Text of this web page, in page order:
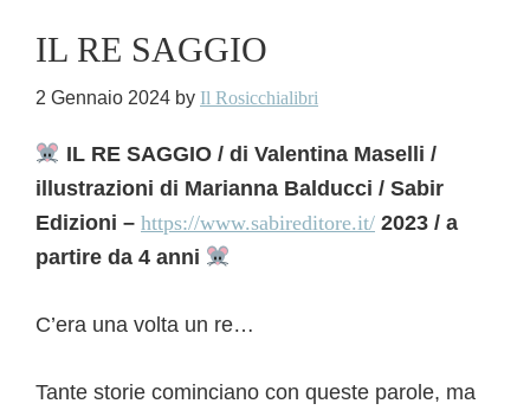
IL RE SAGGIO
2 Gennaio 2024 by Il Rosicchialibri
IL RE SAGGIO / di Valentina Maselli /
illustrazioni di Marianna Balducci / Sabir
Edizioni – https://www.sabireditore.it/ 2023 / a
partire da 4 anni
C’era una volta un re…
Tante storie cominciano con queste parole, ma